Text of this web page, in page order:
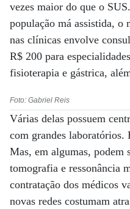
vezes maior do que o
população má assistida, o
nas clínicas envolve
R$ 200 para
fisioterapia e gástrica,
Foto: Gabriel Reis
Várias delas possuem
com grandes laboratórios.
Mas, em algumas, podem
tomografia e ressonância
contratação dos médicos
novas redes costumam